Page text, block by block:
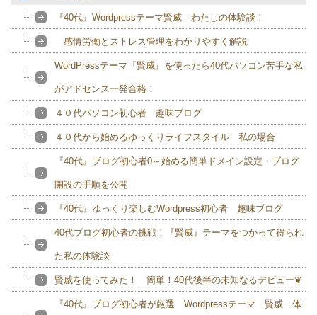
『40代』Wordpressテーマ賢威 わたしの体験談！
感情労働とストレス管理をわかりやすく解説
WordPressテーマ『賢威』を使ったら40代パソコン苦手な私
がアドセンス一発合格！
４０代パソコン初心者 趣味ブログ
４０代から始めるゆっくりライフスタイル 私の場合
『40代』ブログ初心者0～始める簡単ドメイン設定・ブログ
開設の手順を公開
『40代』ゆっくり楽しむWordpress初心者 趣味ブログ
40代ブログ初心者の挑戦！『賢威』テーマをつかって得られ
た私の体験談
賢威を使ってみた！ 簡単！40代後半の未知なるデビュー❦
『40代』ブログ初心者が厳選 Wordpressテーマ 賢威 体